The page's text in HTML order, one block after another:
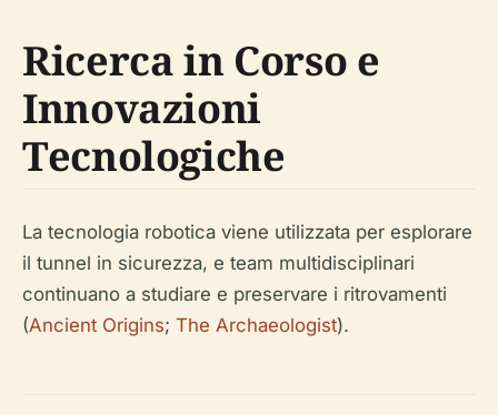
Ricerca in Corso e
Innovazioni
Tecnologiche
La tecnologia robotica viene utilizzata per esplorare
il tunnel in sicurezza, e team multidisciplinari
continuano a studiare e preservare i ritrovamenti
(Ancient Origins; The Archaeologist).